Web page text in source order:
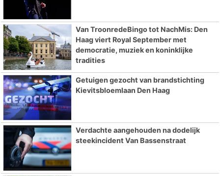
Van TroonredeBingo tot NachMis: Den
Haag viert Royal September met
democratie, muziek en koninklijke
tradities
Getuigen gezocht van brandstichting
Kievitsbloemlaan Den Haag
Verdachte aangehouden na dodelijk
steekincident Van Bassenstraat